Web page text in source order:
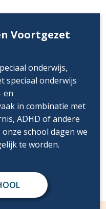
Voortgezet
onderwijs,
speciaal onderwijs
en
in combinatie met
ADHD of andere
school dagen we
te worden.